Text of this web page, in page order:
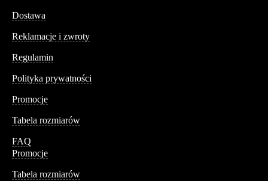
Dostawa
Reklamacje i zwroty
Regulamin
Polityka prywatności
Promocje
Tabela rozmiarów
FAQ
Promocje
Tabela rozmiarów